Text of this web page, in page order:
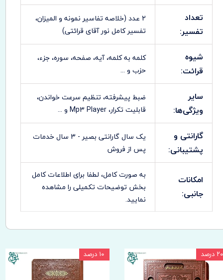
تعداد
تفسیر:
2 عدد (خلاصه تفاسیر نمونه و المیزان،
تفسیر کامل نور آقای قرائتی)
شیوه
قرائت:
کلمه به کلمه، آیه، صفحه، سوره، جزء،
حزب و ...
سایر
ویژگی‌ها:
ضبط پيشرفته، تنظيم سرعت خواندن،
قابليت تکرار، Mp3 Player و ...
گارانتی و
پشتیبانی:
یک سال گارانتی بصیر - 3 سال خدمات
پس از فروش
امکانات
جانبی:
به صورت کامل، لطفا برای اطلاعات کامل
بخش توضیحات تکمیلی را مشاهده
نمایید.
۲۰ درصد ۱۰ درصد